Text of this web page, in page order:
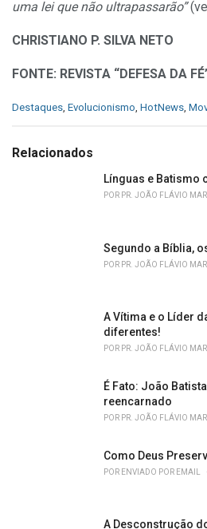
uma lei que não ultrapassarão”
CHRISTIANO P. SILVA NETO
FONTE: REVISTA “DEFESA DA
C
e
Destaques Evolucionismo HotNews
Relacionados
Línguas e Batismo
POR PR. JOÃO FLÁVIO
Segundo a Bíblia,
POR PR. JOÃO FLÁVIO
A Vítima e o Líder
diferentes!
POR PR. JOÃO FLÁVIO
É Fato: João
reencarnado
POR PR. JOÃO FLÁVIO
Como Deus
POR ENVIADO POR EMAIL
A Desconstrução